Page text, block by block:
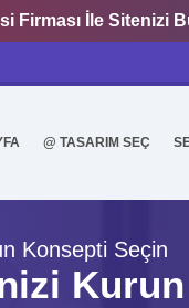
Firması İle Sitenizi
@ TASARIM SEÇ
Konsepti Seçin
Kurun